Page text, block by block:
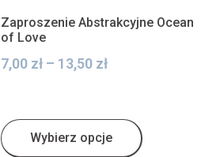
Zaproszenie Abstrakcyjne Ocean
of Love
7,00 zł – 13,50 zł
Wybierz opcje